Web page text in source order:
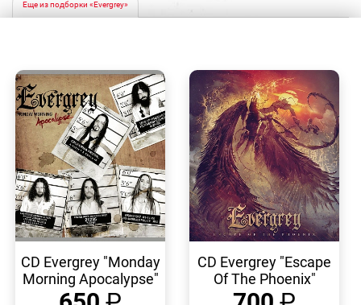
Еще из подборки «Evergrey»
ПРОСМОТР
CD Evergrey "Monday
Morning Apocalypse"
ПРОСМОТР
CD Evergrey "Escape
Of The Phoenix"